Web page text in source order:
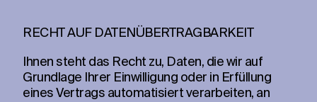
RECHT AUF DATENÜBERTRAGBARKEIT
Ihnen steht das Recht zu, Daten, die wir auf
Grundlage Ihrer Einwilligung oder in Erfüllung
eines Vertrags automatisiert verarbeiten, an